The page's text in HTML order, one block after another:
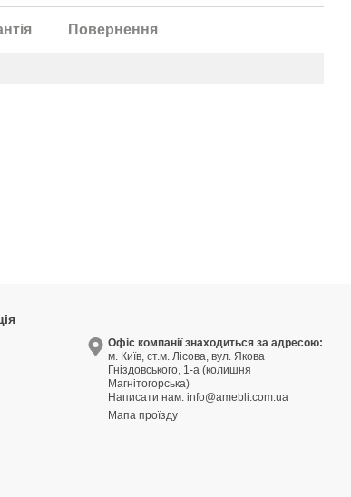
Повернення
Офіс компанії знаходиться за адресою:
м. Київ, ст.м. Лісова, вул. Якова
Гніздовського, 1-а (колишня
Магнітогорська)
Написати нам:info@amebli.com.ua
Мапа проїзду